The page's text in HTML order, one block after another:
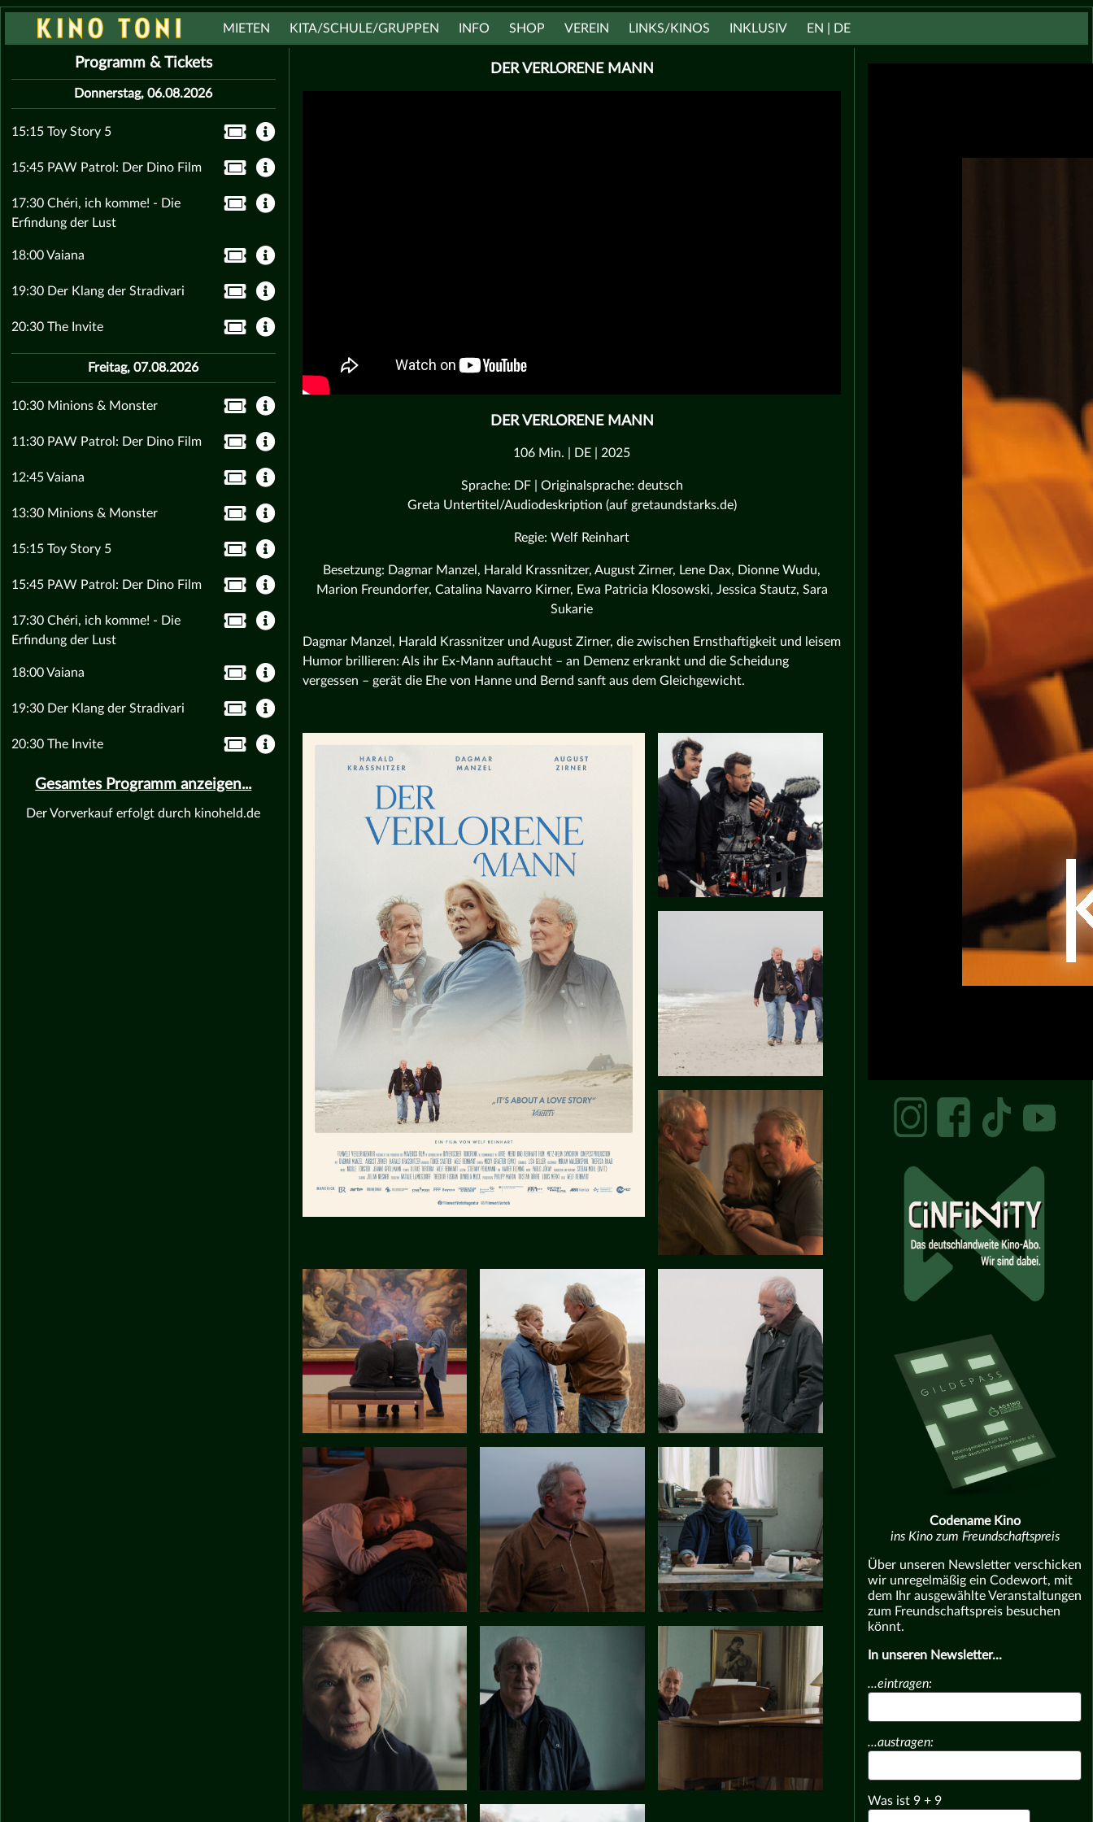
MIETEN KITA/SCHULE/GRUPPEN INFO SHOP VEREIN LINKS/KINOS INKLUSIV EN | DE
DER VERLORENE MANN
DER VERLORENE MANN
106 Min. | DE | 2025
Sprache: DF | Originalsprache: deutsch
Greta Untertitel/Audiodeskription (auf gretaundstarks.de)
Regie: Welf Reinhart
Besetzung: Dagmar Manzel, Harald Krassnitzer, August Zirner, Lene Dax, Dionne Wudu,
Marion Freundorfer, Catalina Navarro Kirner, Ewa Patricia Klosowski, Jessica Stautz, Sara
Sukarie
Dagmar Manzel, Harald Krassnitzer und August Zirner, die zwischen Ernsthaftigkeit und leisem
Humor brillieren: Als ihr Ex-Mann auftaucht – an Demenz erkrankt und die Scheidung
vergessen – gerät die Ehe von Hanne und Bernd sanft aus dem Gleichgewicht.
Programm & Tickets
Donnerstag, 06.08.2026
15:15 Toy Story 5
15:45 PAW Patrol: Der Dino Film
17:30 Chéri, ich komme! - Die
Erfindung der Lust
18:00 Vaiana
19:30 Der Klang der Stradivari
20:30 The Invite
Freitag, 07.08.2026
10:30 Minions & Monster
11:30 PAW Patrol: Der Dino Film
12:45 Vaiana
13:30 Minions & Monster
15:15 Toy Story 5
15:45 PAW Patrol: Der Dino Film
17:30 Chéri, ich komme! - Die
Erfindung der Lust
18:00 Vaiana
19:30 Der Klang der Stradivari
20:30 The Invite
Gesamtes Programm anzeigen...
Der Vorverkauf erfolgt durch kinoheld.de
Codename Kino
ins Kino zum Freundschaftspreis
Über unseren Newsletter verschicken
wir unregelmäßig ein Codewort, mit
dem Ihr ausgewählte Veranstaltungen
zum Freundschaftspreis besuchen
könnt.
In unseren Newsletter...
...eintragen:
...austragen:
Was ist9 + 9